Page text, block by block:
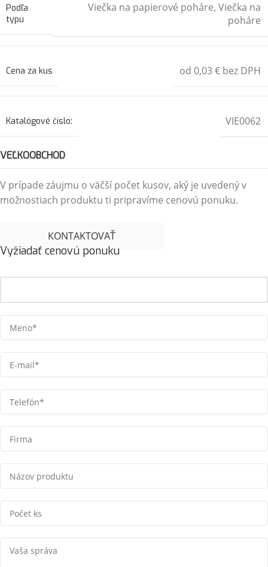
Podľa
typu
Viečka na papierové poháre, Viečka na
poháre
Cena za kus od 0,03 € bez DPH
Katalógové číslo: VIE0062
VEĽKOOBCHOD
V prípade záujmu o väčší počet kusov, aký je uvedený v
možnostiach produktu ti pripravíme cenovú ponuku.
KONTAKTOVAŤ
Vyžiadať cenovú ponuku